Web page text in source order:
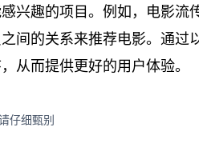
兴趣的项目。例如，电影流
间的关系来推荐电影。通过
从而提供更好的用户体验。
仔细甄别